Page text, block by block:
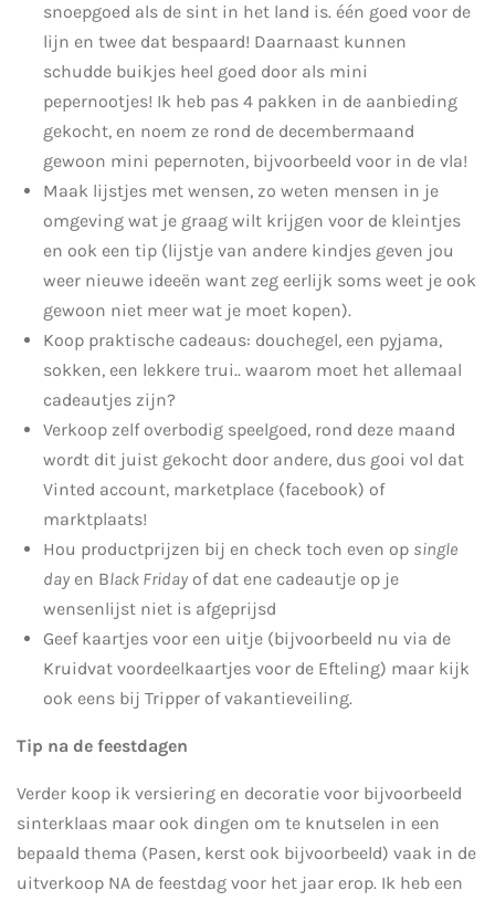
snoepgoed als de sint in het land is. één goed voor de
lijn en twee dat bespaard! Daarnaast kunnen
schudde buikjes heel goed door als mini
pepernootjes! Ik heb pas 4 pakken in de aanbieding
gekocht, en noem ze rond de decembermaand
gewoon mini pepernoten, bijvoorbeeld voor in de vla!
Maak lijstjes met wensen, zo weten mensen in je
omgeving wat je graag wilt krijgen voor de kleintjes
en ook een tip (lijstje van andere kindjes geven jou
weer nieuwe ideeën want zeg eerlijk soms weet je ook
gewoon niet meer wat je moet kopen).
Koop praktische cadeaus: douchegel, een pyjama,
sokken, een lekkere trui.. waarom moet het allemaal
cadeautjes zijn?
Verkoop zelf overbodig speelgoed, rond deze maand
wordt dit juist gekocht door andere, dus gooi vol dat
Vinted account, marketplace (facebook) of
marktplaats!
Hou productprijzen bij en check toch even op single
day en Black Friday of dat ene cadeautje op je
wensenlijst niet is afgeprijsd
Geef kaartjes voor een uitje (bijvoorbeeld nu via de
Kruidvat voordeelkaartjes voor de Efteling) maar kijk
ook eens bij Tripper of vakantieveiling.
Tip na de feestdagen
Verder koop ik versiering en decoratie voor bijvoorbeeld
sinterklaas maar ook dingen om te knutselen in een
bepaald thema (Pasen, kerst ook bijvoorbeeld) vaak in de
uitverkoop NA de feestdag voor het jaar erop. Ik heb een